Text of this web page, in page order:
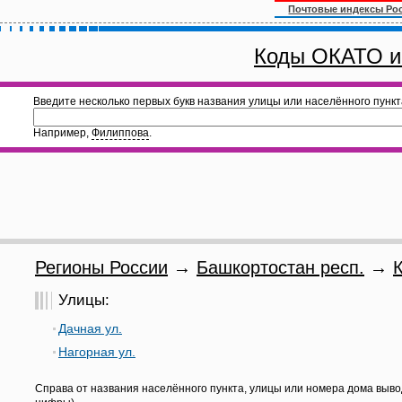
Почтовые индексы
Коды ОКАТО
Введите несколько первых букв названия улицы или населённого
Например, Филиппова.
Регионы России → Башкортостан респ. →
Улицы:
Дачная ул.
Нагорная ул.
Справа от названия населённого пункта, улицы или номера дома